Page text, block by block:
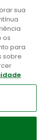
sua
os
para
sobre